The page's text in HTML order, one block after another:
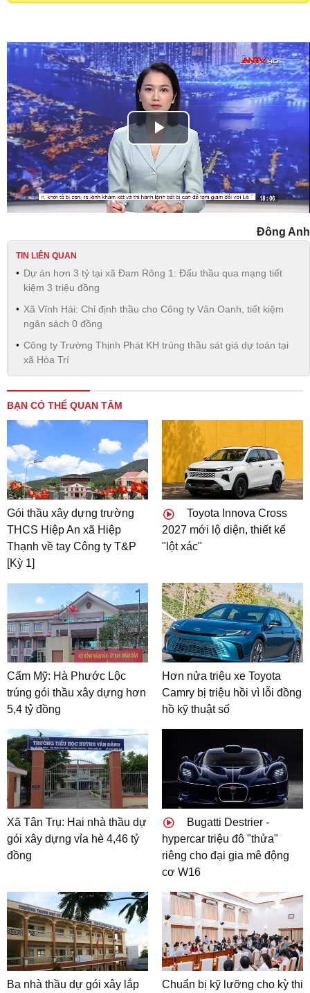
Play
Video
Đông Anh
TIN LIÊN QUAN
Dự án hơn 3 tỷ tại xã Đam Rông 1: Đấu thầu qua mạng tiết
kiệm 3 triệu đồng
Xã Vĩnh Hải: Chỉ định thầu cho Công ty Vân Oanh, tiết kiệm
ngân sách 0 đồng
Công ty Trường Thịnh Phát KH trúng thầu sát giá dự toán tại
xã Hòa Trí
BẠN CÓ THỂ QUAN TÂM
Gói thầu xây dựng trường
THCS Hiệp An xã Hiệp
Thạnh về tay Công ty T&P
[Kỳ 1]
Toyota Innova Cross
2027 mới lộ diện, thiết kế
"lột xác"
Cẩm Mỹ: Hà Phước Lộc
trúng gói thầu xây dựng hơn
5,4 tỷ đồng
Hơn nửa triệu xe Toyota
Camry bị triệu hồi vì lỗi đồng
hồ kỹ thuật số
Xã Tân Trụ: Hai nhà thầu dự
gói xây dựng vỉa hè 4,46 tỷ
đồng
Bugatti Destrier -
hypercar triệu đô "thửa"
riêng cho đại gia mê động
cơ W16
Ba nhà thầu dự gói xây lắp Chuẩn bị kỹ lưỡng cho kỳ thi